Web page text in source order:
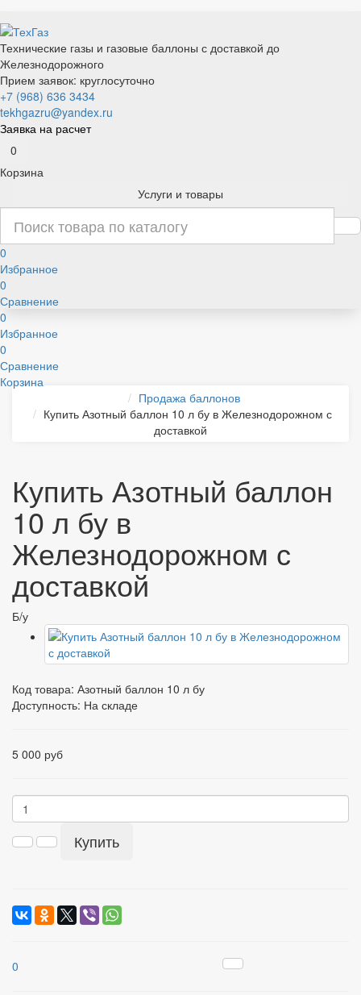
Технические газы и газовые баллоны с доставкой до
Железнодорожного
Прием заявок: круглосуточно
+7 (968) 636 3434
tekhgazru@yandex.ru
Заявка на расчет
0
Корзина
Услуги и товары
0
Избранное
0
Сравнение
0
Избранное
0
Сравнение
Корзина
Продажа баллонов
Купить Азотный баллон 10 л бу в Железнодорожном с
доставкой
Купить Азотный баллон
10 л бу в
Железнодорожном с
доставкой
Б/у
Код товара: Азотный баллон 10 л бу
Доступность: На складе
5 000 руб
Купить
0